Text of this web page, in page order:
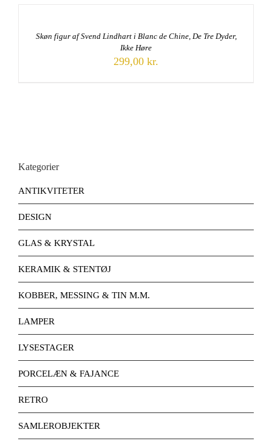
Skøn figur af Svend Lindhart i Blanc de Chine, De Tre Dyder,
Ikke Høre
299,00 kr.
Kategorier
ANTIKVITETER
DESIGN
GLAS & KRYSTAL
KERAMIK & STENTØJ
KOBBER, MESSING & TIN M.M.
LAMPER
LYSESTAGER
PORCELÆN & FAJANCE
RETRO
SAMLEROBJEKTER